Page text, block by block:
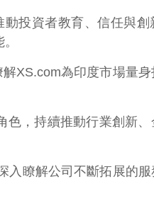
投資者教育、信任與創
XS.com為印度市場量
，持續推動行業創新、
入瞭解公司不斷拓展的